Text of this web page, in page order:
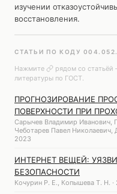
изучении
восстановления.
СТАТЬИ ПО КОДУ
Нажмите
рядом со статьёй
литературы по ГОСТ.
ПРОГНОЗИРОВАНИЕ
ПОВЕРХНОСТИ ПРИ
Сарычев Владимир Иванович,
Чеботарев Павел Николаевич,
2023
ИНТЕРНЕТ ВЕЩЕЙ:
БЕЗОПАСНОСТИ
Кочурин Р. Е., Копышева Т. Н. ·